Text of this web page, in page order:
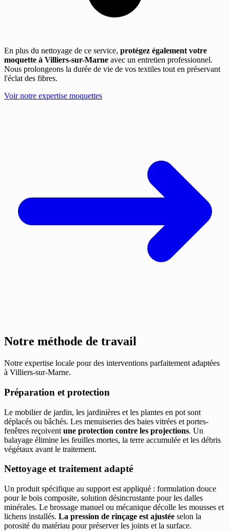
En plus du nettoyage de ce service, protégez également votre
moquette à Villiers-sur-Marne avec un entretien professionnel.
Nous prolongeons la durée de vie de vos textiles tout en préservant
l'éclat des fibres.
Voir notre expertise moquettes
Notre méthode de travail
Notre expertise locale pour des interventions parfaitement adaptées
à Villiers-sur-Marne.
Préparation et protection
Le mobilier de jardin, les jardinières et les plantes en pot sont
déplacés ou bâchés. Les menuiseries des baies vitrées et portes-
fenêtres reçoivent une protection contre les projections. Un
balayage élimine les feuilles mortes, la terre accumulée et les débris
végétaux avant le traitement.
Nettoyage et traitement adapté
Un produit spécifique au support est appliqué : formulation douce
pour le bois composite, solution désincrustante pour les dalles
minérales. Le brossage manuel ou mécanique décolle les mousses et
lichens installés. La pression de rinçage est ajustée selon la
porosité du matériau pour préserver les joints et la surface.